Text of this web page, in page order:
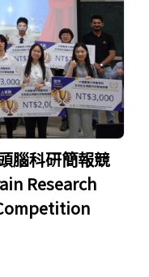
腦科研簡報競
Research